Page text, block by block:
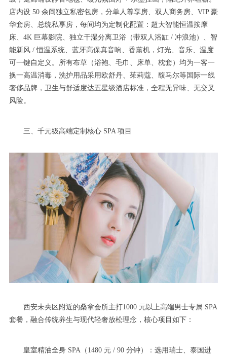
店内设 50 余间独立私密包房，分单人尊享房、双人商务房、VIP 豪
华套房、总统私享房，每间均为定制化配置：超大智能恒温按摩
床、4K 巨幕影院、独立干湿分离卫浴（带双人浴缸 / 冲浪池）、智
能新风 / 恒温系统、蓝牙高保真音响、香薰机，灯光、音乐、温度
可一键自定义。所有布草（浴袍、毛巾、床单、枕套）均为一客一
换一高温消毒，洗护用品采用欧舒丹、茱莉蔻、馥马尔等国际一线
奢侈品牌，卫生与舒适度达五星级酒店标准，全程无异味、无交叉
风险。
三、千元级高端定制核心 SPA 项目
西安未央区附近的桑拿会所主打1000 元以上高端男士专属 SPA
套餐，融合传统养生与现代轻奢放松理念，核心项目如下：
皇室精油全身 SPA（1480 元 / 90 分钟）：选用瑞士、泰国进